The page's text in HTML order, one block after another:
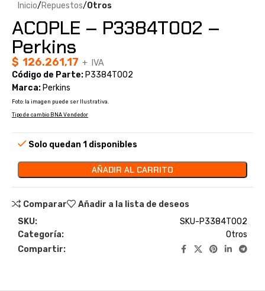
Inicio Repuestos Otros
ACOPLE – P3384T002 –
Perkins
$ 126.261,17 + IVA
Código de Parte: P3384T002
Marca: Perkins
Foto: la imagen puede ser Ilustrativa.
Tipo de cambio BNA Vendedor
Solo quedan 1 disponibles
AÑADIR AL CARRITO
Comparar
Añadir a la lista de deseos
SKU:
SKU-P3384T002
Categoría:
Otros
Compartir: